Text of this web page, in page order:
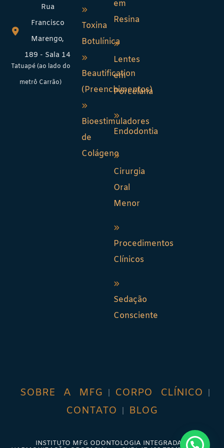
Rua
Francisco
Marengo,
189 - Sala 14
Tatuapé (ao lado do
metrô Carrão)
Toxina
Botulínica
Beautification
(Preenchimentos)
Bioestimuladores
de
Colágeno
em
Resina
Lentes
em
Porcelana
Endodontia
Cirurgia
Oral
Menor
Procedimentos
Clínicos
Sedação
Consciente
SOBRE A MFG
CORPO CLÍNICO
CONTATO
BLOG
INSTITUTO MFG ODONTOLOGIA INTEGRADA &